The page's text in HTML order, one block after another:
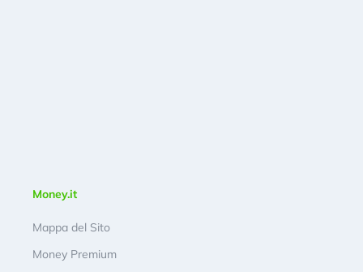
Money.it
Mappa del Sito
Money Premium